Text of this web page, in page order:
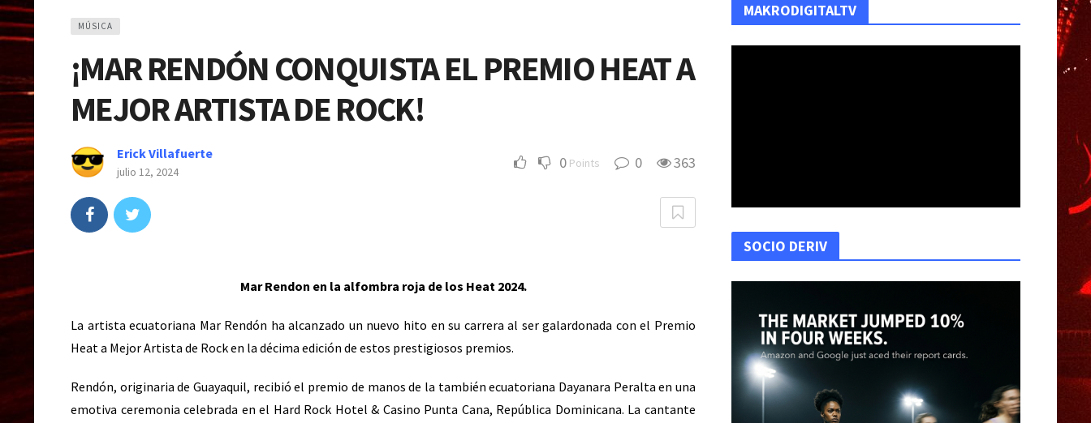
MÚSICA
¡MAR RENDÓN CONQUISTA EL PREMIO HEAT A
MEJOR ARTISTA DE ROCK!
Erick Villafuerte
julio 12, 2024 0 Points 0 363
Mar Rendon en la alfombra roja de los Heat 2024.
La artista ecuatoriana Mar Rendón ha alcanzado un nuevo hito en su carrera al ser galardonada con el Premio
Heat a Mejor Artista de Rock en la décima edición de estos prestigiosos premios.
Rendón, originaria de Guayaquil, recibió el premio de manos de la también ecuatoriana Dayanara Peralta en una
emotiva ceremonia celebrada en el Hard Rock Hotel & Casino Punta Cana, República Dominicana. La cantante
MAKRODIGITALTV
SOCIO DERIV